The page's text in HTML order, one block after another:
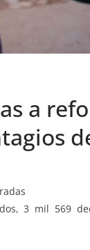
a
3 mil 569